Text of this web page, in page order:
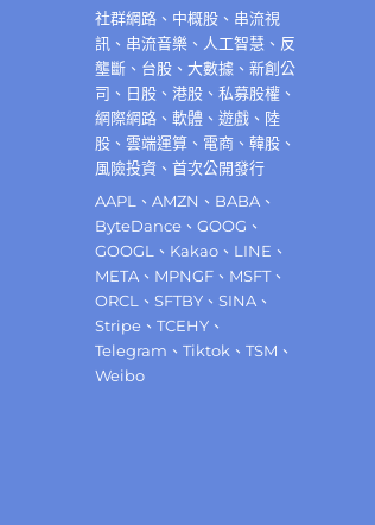
佈
日
期:
分
類
社群網路 、 中概股 、 串流視
訊 、 串流音樂 、 人工智慧 、 反
壟斷 、 台股 、大數據 、新創公
司 、 日股 、港股 、私募股權 、
網際網路 、軟體 、遊戲 、 陸
股 、雲端運算 、 電商 、韓股 、
風險投資 、首次公開發行
標
籤
AAPL 、AMZN 、 BABA 、
ByteDance 、GOOG 、
GOOGL
、 Kakao 、 LINE 、
META 、 MPNGF 、 MSFT、
ORCL
、SFTBY 、SINA 、
Stripe 、TCEHY 、
Telegram 、Tiktok 、TSM 、
Weibo